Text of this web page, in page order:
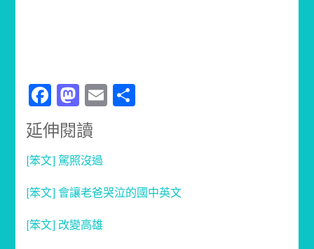
Facebook
Mastodon
Email
延伸閱讀
[笨文] 駕照沒過
[笨文] 會讓老爸哭泣的國中英文
[笨文] 改變高雄